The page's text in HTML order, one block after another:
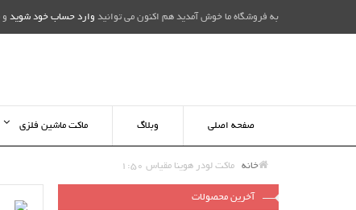
به فروشگاه ما خوش آمدید هم اکنون می توانید وارد حساب خود شوید و
صفحه اصلی وبلاگ ماکت ماشین فلزی
خانه ماکت لودر هوینا مقیاس 1:50
آخرین محصولات